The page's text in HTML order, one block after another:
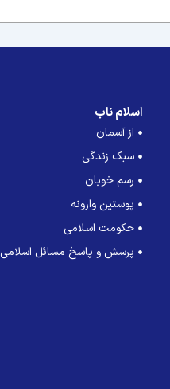
اسلام ناب
از آسمان
سبک زندگی
رسم خوبان
پوستین وارونه
حکومت اسلامی
پرسش و پاسخ مسائل اسلامی